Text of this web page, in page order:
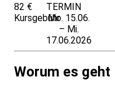
82 €
Kursgebühr
TERMIN
Mo. 15.06.
– Mi.
17.06.2026
Worum es geht